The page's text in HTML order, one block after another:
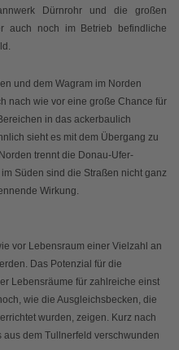
Dürnrohr und die großen
auch noch im Betrieb befindliche
und dem Wagram im Norden
nach wie vor eine große Chance für
in das ackerbaulich
sieht es mit dem Übergang zu
trennt die Donau-Ufer-
Süden sind die Straßen nicht ganz
Wirkung.
vor Lebensraum einer Vielzahl an
Das Potenzial für die
Lebensräume für zahlreiche einst
wie die Ausgleichsbecken, die
wurden, zeigen. Kurz nach
dem Tullnerfeld verschwunden